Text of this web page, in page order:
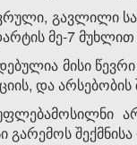
მე-7
მისი
და
გარემოს